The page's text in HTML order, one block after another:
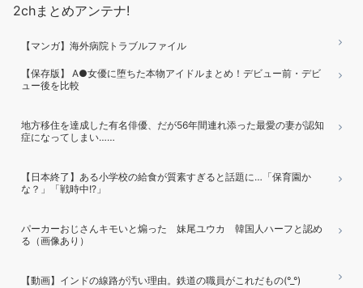
2chまとめアンテナ!
【マンガ】海外病院トラブルファイル
【保存版】 A●女優に堕ちた本物アイドルまとめ！デビュー前・デビ
ュー後を比較
地方移住を達成した有名俳優、だが56年間連れ添った最愛の妻が認知
症になってしまい……
【日本終了】ある小学校の給食が質素すぎると話題に…「保育園か
な？」「戦時中!?」
パーカーおじさんキモいと煽った 妹尾ユウカ 韓国人ハーフと認め
る（画像あり）
【動画】インドの線路が汚い理由。鉄道の職員がこれだもの(°_°)